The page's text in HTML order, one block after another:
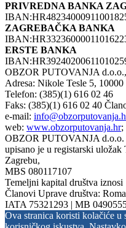
PRIVREDNA BANKA
ZAGREBAČKA BANKA
ERSTE BANKA
OBZOR PUTOVANJA
Adresa: Nikole Tesle 5,
Telefon: (385)(1) 616 02 46
Faks: (385)(1) 616 02 40
e-mail:
web: www.obzorputovanja.hr;
OBZOR PUTOVANJA d.o.o.
upisano je u registarski uložak
Zagrebu,
MBS 080117107
Temeljni kapital društva
Članovi Uprave društva:
IATA 75321293 | MB
Ova stranica koristi kolačiće u